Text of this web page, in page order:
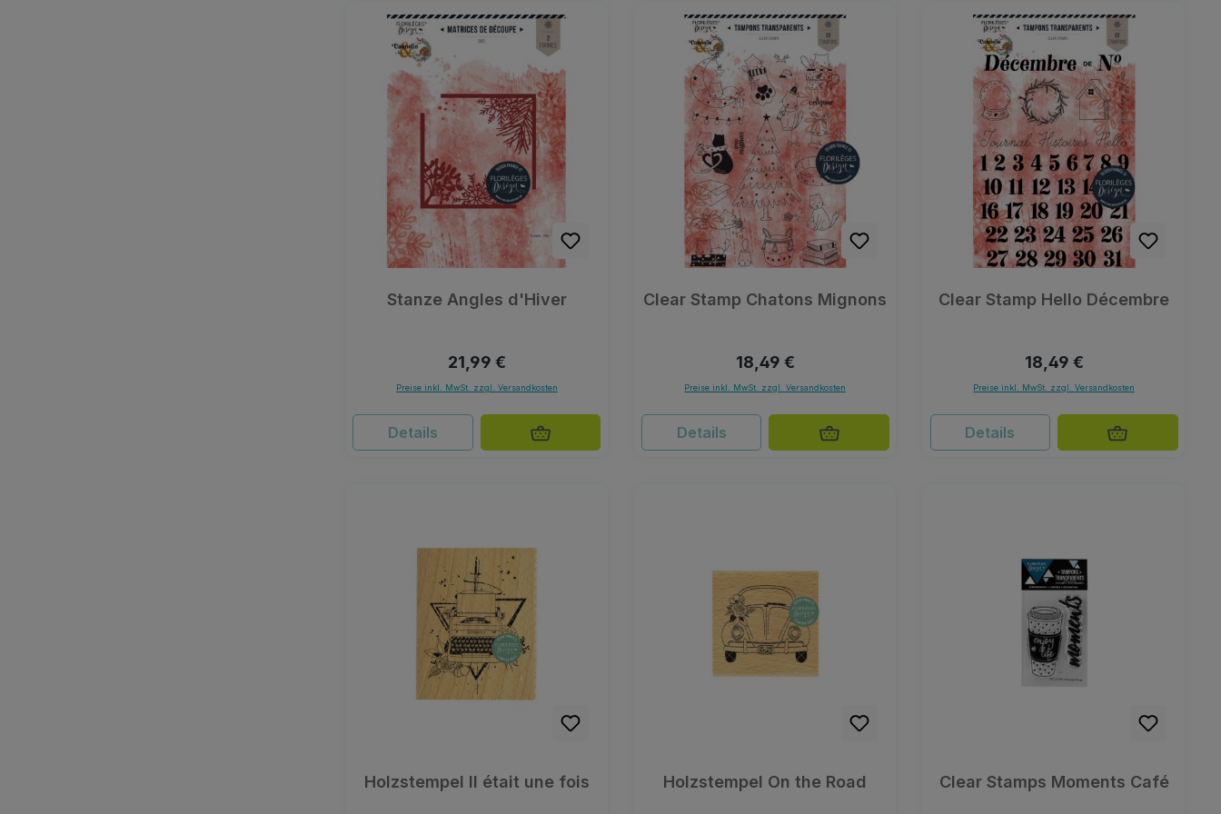
Stanze Angles d'Hiver
Regulärer Preis:
21,99 €
Preise inkl. MwSt. zzgl. Versandkosten
Details
Clear Stamp Chatons Mignons
Regulärer Preis:
18,49 €
Preise inkl. MwSt. zzgl. Versandkosten
Details
Clear Stamp Hello Décembre
Regulärer Preis:
18,49 €
Preise inkl. MwSt. zzgl. Versandkosten
Details
Holzstempel Il était une fois Holzstempel On the Road Clear Stamps Moments Café